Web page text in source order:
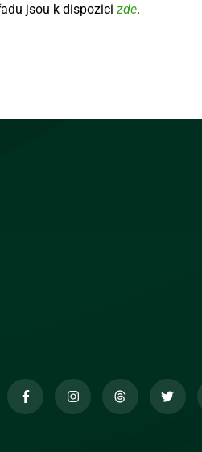
jsou k dispozici zde.